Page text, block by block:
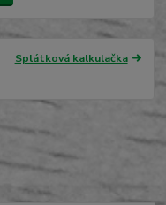
Splátková kalkulačka